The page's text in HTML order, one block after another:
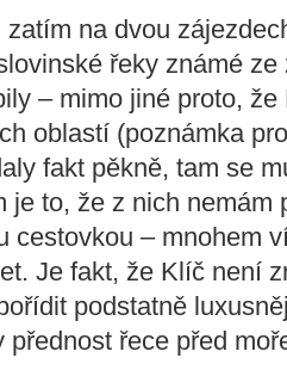
na dvou
řeky známé
– mimo jiné proto,
oblastí (poznámka
fakt pěkně, tam se
je to, že z nich nemám
cestovkou – mnohem
Je fakt, že Klíč není
podstatně
přednost řece před